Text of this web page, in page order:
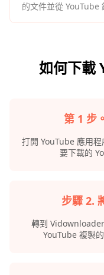
的文件並從 YouTube
如何下載
第 1 步
打開 YouTube 應用
要下載的
步驟 2.
轉到
YouTube 複製